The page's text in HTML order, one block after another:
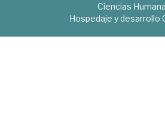
Ciencias
Hospedaje y desarrollo